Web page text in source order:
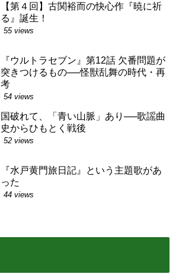
【第４回】古関裕而の快心作『暁に祈
る』誕生！
55 views
『ウルトラセブン』第12話 欠番問題が
突きつけるもの──怪獣乱舞の時代・再
考
54 views
国破れて、「青い山脈」あり──歌謡曲
史からひもとく戦後
52 views
『水戸黄門旅日記』という主題歌があ
った
44 views